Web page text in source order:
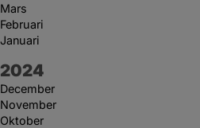
Mars
Februari
Januari
År:
2024
December
November
Oktober